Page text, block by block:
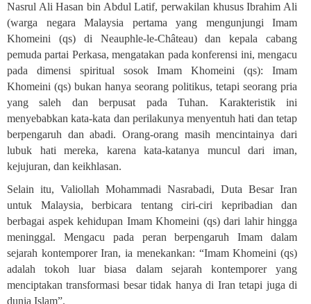
Nasrul Ali Hasan bin Abdul Latif, perwakilan khusus Ibrahim Ali
(warga negara Malaysia pertama yang mengunjungi Imam
Khomeini (qs) di Neauphle-le-Château) dan kepala cabang
pemuda partai Perkasa, mengatakan pada konferensi ini, mengacu
pada dimensi spiritual sosok Imam Khomeini (qs): Imam
Khomeini (qs) bukan hanya seorang politikus, tetapi seorang pria
yang saleh dan berpusat pada Tuhan. Karakteristik ini
menyebabkan kata-kata dan perilakunya menyentuh hati dan tetap
berpengaruh dan abadi. Orang-orang masih mencintainya dari
lubuk hati mereka, karena kata-katanya muncul dari iman,
kejujuran, dan keikhlasan.
Selain itu, Valiollah Mohammadi Nasrabadi, Duta Besar Iran
untuk Malaysia, berbicara tentang ciri-ciri kepribadian dan
berbagai aspek kehidupan Imam Khomeini (qs) dari lahir hingga
meninggal. Mengacu pada peran berpengaruh Imam dalam
sejarah kontemporer Iran, ia menekankan: “Imam Khomeini (qs)
adalah tokoh luar biasa dalam sejarah kontemporer yang
menciptakan transformasi besar tidak hanya di Iran tetapi juga di
dunia Islam”.